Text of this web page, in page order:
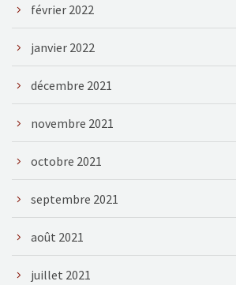
février 2022
janvier 2022
décembre 2021
novembre 2021
octobre 2021
septembre 2021
août 2021
juillet 2021